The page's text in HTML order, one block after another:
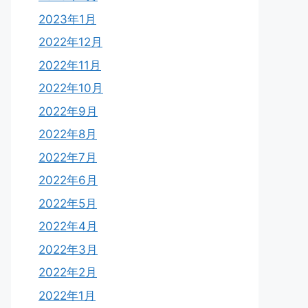
2023年1月
2022年12月
2022年11月
2022年10月
2022年9月
2022年8月
2022年7月
2022年6月
2022年5月
2022年4月
2022年3月
2022年2月
2022年1月